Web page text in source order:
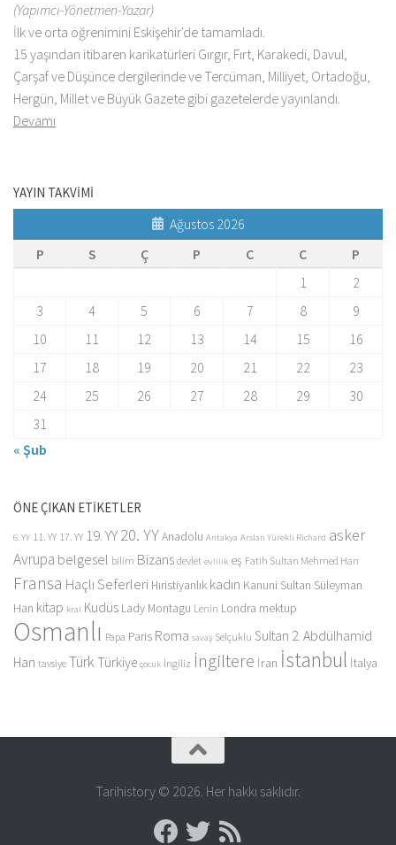
(Yapımcı-Yönetmen-Yazar)
İlk ve orta öğrenimini Eskişehir'de tamamladı.
15 yaşından itibaren karikatürleri Gırgır, Fırt, Karakedi, Davul,
Çarşaf ve Düşünce dergilerinde ve Tercüman, Milliyet, Ortadoğu,
Hergün, Millet ve Büyük Gazete gibi gazetelerde yayınlandı.
Devamı
YAYIN TAKVİMİ
Ağustos 2026
P
S Ç P C C
P
1
2
3
4 5 6 7 8
9
10
11 12 13 14 15
16
17
18 19 20 21 22
23
24
25 26 27 28 29
30
31
« Şub
ÖNE ÇIKAN ETİKETLER
6. YY 11. YY 17. YY 19. YY20. YYAnadolu Antakya Arslan Yürekli Richard asker
Avrupa belgesel bilim Bizans devlet evlilik eş Fatih Sultan Mehmed Han
Fransa Haçlı Seferleri Hıristiyanlık kadın Kanuni Sultan Süleyman
Han kitap kral Kudüs Lady Montagu Lenin Londra mektup
Osmanlı Papa Paris Roma savaş Selçuklu Sultan 2. Abdülhamid
Han tavsiye Türk Türkiye çocuk İngiliz İngiltere İran İstanbul İtalya
Tarihistory © 2026. Her hakkı saklıdır.